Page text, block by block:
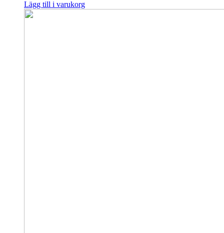
Lägg till i varukorg